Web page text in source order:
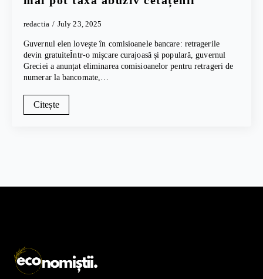
redactia July 23, 2025
Guvernul elen lovește în comisioanele bancare: retragerile
devin gratuiteÎntr-o mișcare curajoasă și populară, guvernul
Greciei a anunțat eliminarea comisioanelor pentru retrageri de
numerar la bancomate,…
Citește